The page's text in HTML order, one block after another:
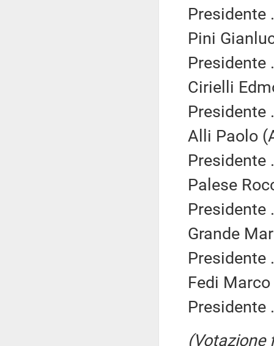
Presidente
Pini
Presidente
Cirielli
Presidente
Alli Paolo
Presidente
Palese
Presidente
Grande
Presidente
Fedi
Presidente
(Votazione